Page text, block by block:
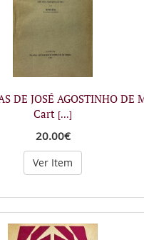
DE JOSÉ AGOSTINHO DE
Cart [...]
20.00€
Ver Item